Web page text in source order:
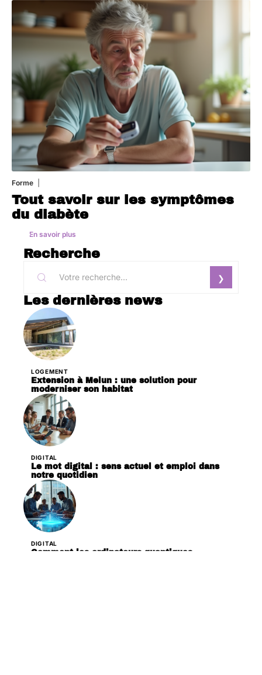
Forme
Tout savoir sur les symptômes
du diabète
En savoir plus
Recherche
Les dernières news
LOGEMENT
Extension à Melun : une solution pour
moderniser son habitat
DIGITAL
Le mot digital : sens actuel et emploi dans
notre quotidien
DIGITAL
Comment les ordinateurs quantiques